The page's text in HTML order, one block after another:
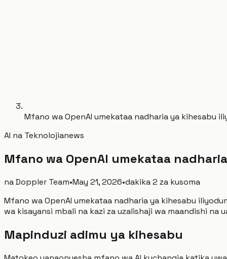
Mfano wa OpenAI umekataa nadharia ya kihesabu
AI na Teknolojianews
Mfano wa OpenAI umekataa
naDoppler Team•May 21, 2026•dakika 2 za kusoma
Mfano wa OpenAI umekataa nadharia ya kihesabu
wa kisayansi mbali na kazi za uzalishaji wa maandishi na
Mapinduzi adimu ya kihesabu